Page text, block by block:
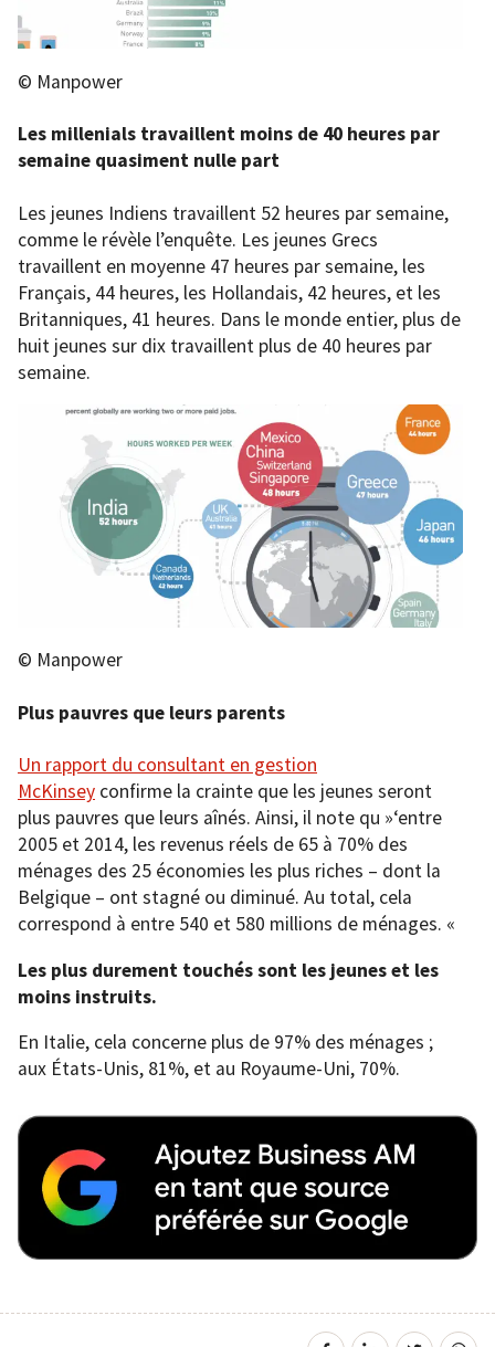
© Manpower
Les millenials travaillent moins de 40 heures par
semaine quasiment nulle part
Les jeunes Indiens travaillent 52 heures par semaine,
comme le révèle l’enquête. Les jeunes Grecs
travaillent en moyenne 47 heures par semaine, les
Français, 44 heures, les Hollandais, 42 heures, et les
Britanniques, 41 heures. Dans le monde entier, plus de
huit jeunes sur dix travaillent plus de 40 heures par
semaine.
© Manpower
Plus pauvres que leurs parents
Un rapport du consultant en gestion
McKinsey confirme la crainte que les jeunes seront
plus pauvres que leurs aînés. Ainsi, il note qu »‘entre
2005 et 2014, les revenus réels de 65 à 70% des
ménages des 25 économies les plus riches – dont la
Belgique – ont stagné ou diminué. Au total, cela
correspond à entre 540 et 580 millions de ménages. «
Les plus durement touchés sont les jeunes et les
moins instruits.
En Italie, cela concerne plus de 97% des ménages ;
aux États-Unis, 81%, et au Royaume-Uni, 70%.